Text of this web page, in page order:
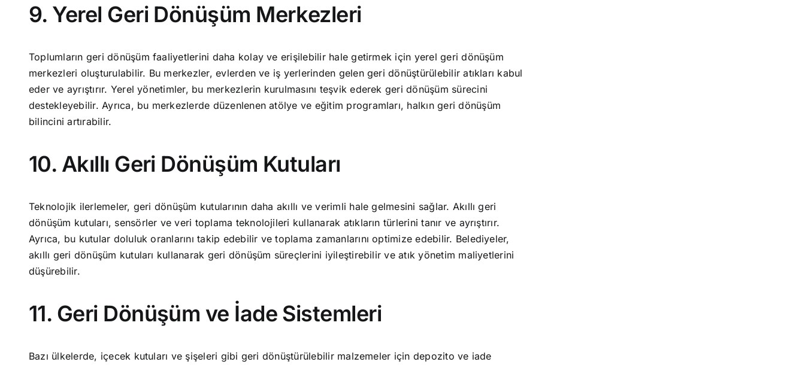
9. Yerel Geri Dönüşüm Merkezleri
Toplumların geri dönüşüm faaliyetlerini daha kolay ve erişilebilir hale getirmek için yerel geri dönüşüm
merkezleri oluşturulabilir. Bu merkezler, evlerden ve iş yerlerinden gelen geri dönüştürülebilir atıkları kabul
eder ve ayrıştırır. Yerel yönetimler, bu merkezlerin kurulmasını teşvik ederek geri dönüşüm sürecini
destekleyebilir. Ayrıca, bu merkezlerde düzenlenen atölye ve eğitim programları, halkın geri dönüşüm
bilincini artırabilir.
10. Akıllı Geri Dönüşüm Kutuları
Teknolojik ilerlemeler, geri dönüşüm kutularının daha akıllı ve verimli hale gelmesini sağlar. Akıllı geri
dönüşüm kutuları, sensörler ve veri toplama teknolojileri kullanarak atıkların türlerini tanır ve ayrıştırır.
Ayrıca, bu kutular doluluk oranlarını takip edebilir ve toplama zamanlarını optimize edebilir. Belediyeler,
akıllı geri dönüşüm kutuları kullanarak geri dönüşüm süreçlerini iyileştirebilir ve atık yönetim maliyetlerini
düşürebilir.
11. Geri Dönüşüm ve İade Sistemleri
Bazı ülkelerde, içecek kutuları ve şişeleri gibi geri dönüştürülebilir malzemeler için depozito ve iade